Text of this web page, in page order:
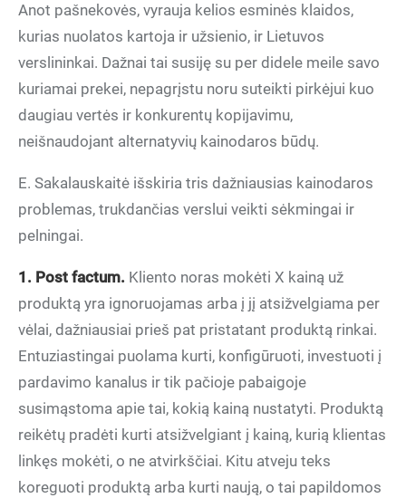
Anot pašnekovės, vyrauja kelios esminės klaidos,
kurias nuolatos kartoja ir užsienio, ir Lietuvos
verslininkai. Dažnai tai susiję su per didele meile savo
kuriamai prekei, nepagrįstu noru suteikti pirkėjui kuo
daugiau vertės ir konkurentų kopijavimu,
neišnaudojant alternatyvių kainodaros būdų.
E. Sakalauskaitė išskiria tris dažniausias kainodaros
problemas, trukdančias verslui veikti sėkmingai ir
pelningai.
1. Post factum. Kliento noras mokėti X kainą už
produktą yra ignoruojamas arba į jį atsižvelgiama per
vėlai, dažniausiai prieš pat pristatant produktą rinkai.
Entuziastingai puolama kurti, konfigūruoti, investuoti į
pardavimo kanalus ir tik pačioje pabaigoje
susimąstoma apie tai, kokią kainą nustatyti. Produktą
reikėtų pradėti kurti atsižvelgiant į kainą, kurią klientas
linkęs mokėti, o ne atvirkščiai. Kitu atveju teks
koreguoti produktą arba kurti naują, o tai papildomos